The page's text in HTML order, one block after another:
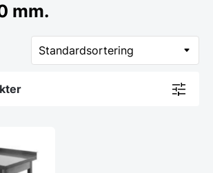
mm.